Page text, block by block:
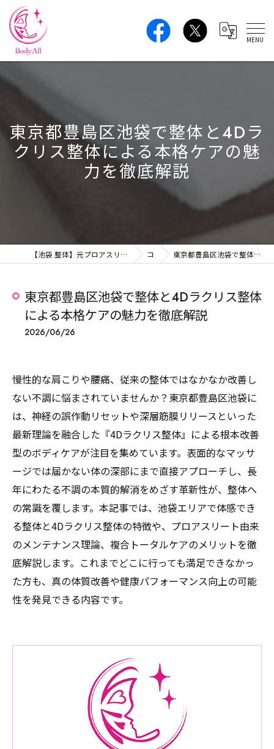
東京都豊島区池袋で整体と4Dラ
クリス整体による本格ケアの魅
力を徹底解説
【池袋 整体】元プロアスリートの本格ボディケア｜肩こり・腰痛・姿勢改善 BodyAll コラム 東京都豊島区池袋で整体と4Dラクリス整体による本格ケアの魅力を徹底解説
東京都豊島区池袋で整体と4Dラクリス整体
による本格ケアの魅力を徹底解説
2026/06/26
慢性的な肩こりや腰痛、従来の整体ではなかなか改善し
ない不調に悩まされていませんか？東京都豊島区池袋に
は、神経の誤作動リセットや深層筋膜リリースといった
最新理論を融合した『4Dラクリス整体』による根本改善
型のボディケアが注目を集めています。表面的なマッサ
ージでは届かない体の深部にまで直接アプローチし、長
年にわたる不調の本質的解消をめざす革新性が、整体へ
の常識を覆します。本記事では、池袋エリアで体感でき
る整体と4Dラクリス整体の特徴や、プロアスリート由来
のメンテナンス理論、複合トータルケアのメリットを徹
底解説します。これまでどこに行っても満足できなかっ
た方も、真の体質改善や健康パフォーマンス向上の可能
性を発見できる内容です。